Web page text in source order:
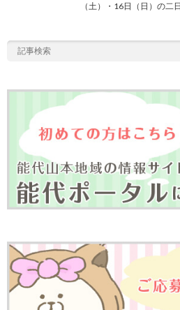
（土）・16日（日）の二